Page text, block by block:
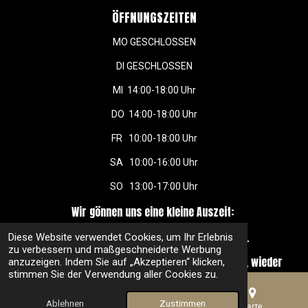
Diese Website verwendet Cookies, um Ihr Erlebnis
zu verbessern und maßgeschneiderte Werbung
anzuzeigen. Indem Sie auf „Akzeptieren“ klicken,
stimmen Sie der Verwendung aller Cookies zu.
Ablehnen Zustimmen
k
a
m
s
t
n
ÖFFNUNGSZEITEN
MO GESCHLOSSEN
DI GESCHLOSSEN
MI 14:00-18:00 Uhr
DO 14:00-18:00 Uhr
FR 10:00-18:00 Uhr
SA 10:00-16:00 Uhr
SO 13:00-17:00 Uhr
Wir gönnen uns eine kleine Auszeit:
vom 03. August bis zum 23. August 2026.
Ab dem 26. August freuen wir uns schon darauf, wieder
für Sie da zu sein.
Impressum